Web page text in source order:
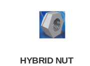
HYBRID NUT